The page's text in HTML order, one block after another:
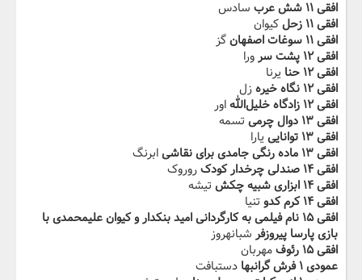
افقی ۱۱ شش عرب
سادس
افقی ۱۱ زحل
کیوان
افقی ۱۱ سوغات اصفهان
گز
افقی ۱۲ پشت سر
ورا
افقی ۱۲ حنا
یرنا
افقی ۱۲ نگاه خیره
زل
افقی ۱۲ زادگاه خلیل‌الله
اور
افقی ۱۳ دوال چرمی
تسمه
افقی ۱۳ توانایی
یارا
افقی ۱۳ ماده رنگی جامدی برای نقاشی
ابرنگ
افقی ۱۴ صندلی چرخدار کودک
روروک
افقی ۱۴ ابزاری شبیه چکش
تیشه
افقی ۱۴ کرم کدو
تنیا
افقی ۱۵ نام فیلمی به کارگردانی امید بنکدار و کیوان علیمحمدی با
بازی پارسا پیروزفر شبانهروز
افقی ۱۵ رئوف
مهربان
عمودی ۱ فرش گرانبها
دستبافت